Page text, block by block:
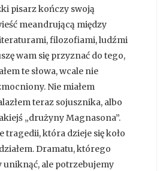
pisarz kończy swoją
meandrującą między
filozofiami, ludźmi
wam się przyznać do tego,
te słowa, wcale nie
Nie miałem
teraz sojusznika, albo
„drużyny Magnasona”.
tragedii, która dzieje się koło
Dramatu, którego
uniknąć, ale potrzebujemy